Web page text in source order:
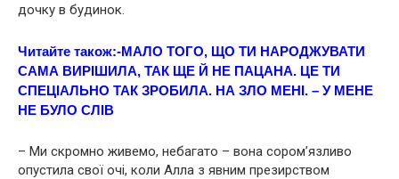
дочку в будинок.
Читайте також:-МАЛО ТОГО, ЩО ТИ НАPOДЖУВАТИ
САМА ВИРІШИЛА, ТАК ЩЕ Й НЕ ПАЦАНА. ЦЕ ТИ
СПЕЦІАЛЬНО ТАК ЗРОБИЛА. НА ЗЛО МЕНІ. – У МЕНЕ
НЕ БУЛО СЛІВ
– Ми скромно живемо, небагато – вона сором’язливо
опустила свої очі, коли Алла з явним презирством